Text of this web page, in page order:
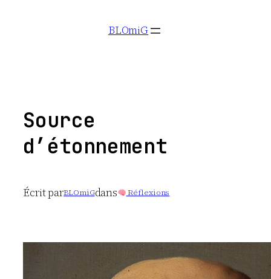
BLOmiG
Source
d’étonnement
Écrit parBLOmiGdans Réflexions